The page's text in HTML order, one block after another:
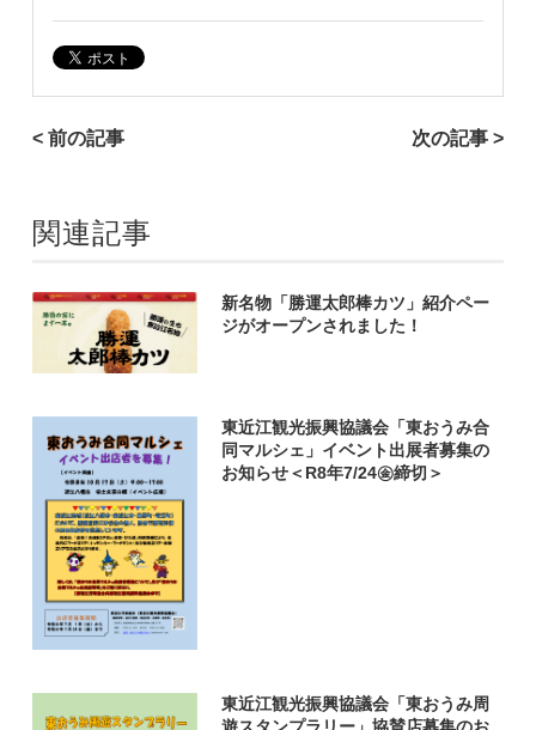
< 前の記事 次の記事 >
関連記事
新名物「勝運太郎棒カツ」紹介ペー
ジがオープンされました！
東近江観光振興協議会「東おうみ合
同マルシェ」イベント出展者募集の
お知らせ＜R8年7/24㊎締切＞
東近江観光振興協議会「東おうみ周
遊スタンプラリー」協賛店募集のお